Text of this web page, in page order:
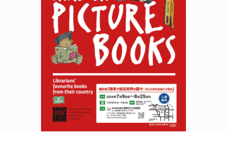
POLICY COMPANY